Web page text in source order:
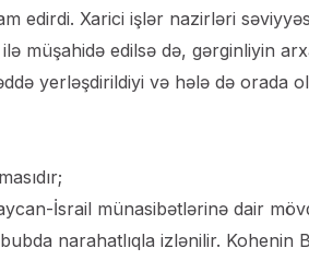
edirdi. Xarici işlər nazirləri
müşahidə edilsə də, gərginliyin
yerləşdirildiyi və hələ də orada
İsrail münasibətlərinə dair
narahatlıqla izlənilir. Kohenin